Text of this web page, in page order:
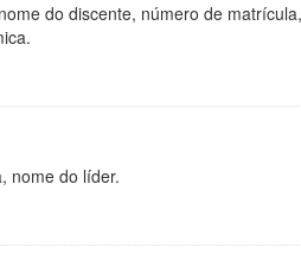
do discente, número de
nome do líder.